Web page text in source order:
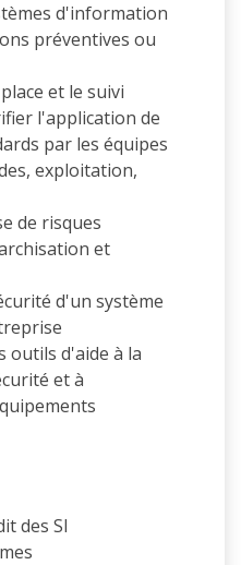
d'information
préventives ou
et le suivi
l'application de
par les équipes
exploitation,
de risques
et
d'un système
outils d'aide à la
et à
des SI